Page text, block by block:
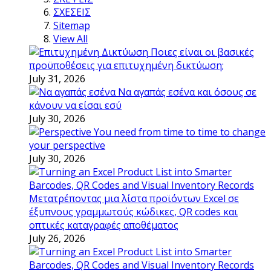
ΣΧΕΣΕΙΣ
Sitemap
View All
Ποιες είναι οι βασικές
προϋποθέσεις για επιτυχημένη δικτύωση;
July 31, 2026
Να αγαπάς εσένα και όσους σε
κάνουν να είσαι εσύ
July 30, 2026
You need from time to time to change
your perspective
July 30, 2026
Μετατρέποντας μια λίστα προϊόντων Excel σε
έξυπνους γραμμωτούς κώδικες, QR codes και
οπτικές καταγραφές αποθέματος
July 26, 2026